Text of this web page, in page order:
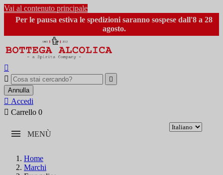
Vai al contenuto principale
Per le pausa estiva le spedizioni saranno sospese dall'8 a 28
agosto.



Annulla
 Accedi
 Carrello 0
MENÙ
Home
Marchi